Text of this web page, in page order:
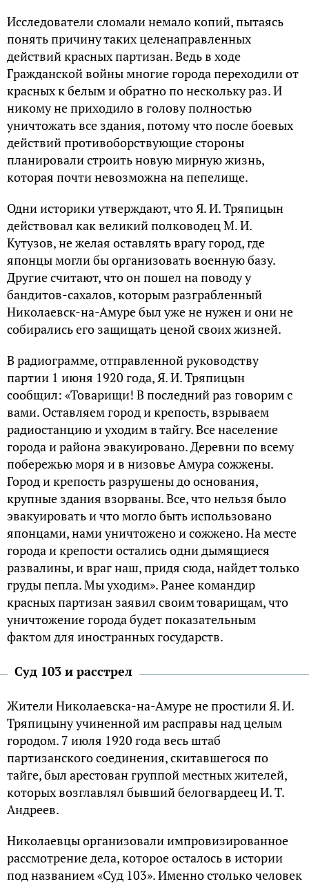
Исследователи сломали немало копий, пытаясь
понять причину таких целенаправленных
действий красных партизан. Ведь в ходе
Гражданской войны многие города переходили от
красных к белым и обратно по нескольку раз. И
никому не приходило в голову полностью
уничтожать все здания, потому что после боевых
действий противоборствующие стороны
планировали строить новую мирную жизнь,
которая почти невозможна на пепелище.
Одни историки утверждают, что Я. И. Тряпицын
действовал как великий полководец М. И.
Кутузов, не желая оставлять врагу город, где
японцы могли бы организовать военную базу.
Другие считают, что он пошел на поводу у
бандитов-сахалов, которым разграбленный
Николаевск-на-Амуре был уже не нужен и они не
собирались его защищать ценой своих жизней.
В радиограмме, отправленной руководству
партии 1 июня 1920 года, Я. И. Тряпицын
сообщил: «Товарищи! В последний раз говорим с
вами. Оставляем город и крепость, взрываем
радиостанцию и уходим в тайгу. Все население
города и района эвакуировано. Деревни по всему
побережью моря и в низовье Амура сожжены.
Город и крепость разрушены до основания,
крупные здания взорваны. Все, что нельзя было
эвакуировать и что могло быть использовано
японцами, нами уничтожено и сожжено. На месте
города и крепости остались одни дымящиеся
развалины, и враг наш, придя сюда, найдет только
груды пепла. Мы уходим». Ранее командир
красных партизан заявил своим товарищам, что
уничтожение города будет показательным
фактом для иностранных государств.
Суд 103 и расстрел
Жители Николаевска-на-Амуре не простили Я. И.
Тряпицыну учиненной им расправы над целым
городом. 7 июля 1920 года весь штаб
партизанского соединения, скитавшегося по
тайге, был арестован группой местных жителей,
которых возглавлял бывший белогвардеец И. Т.
Андреев.
Николаевцы организовали импровизированное
рассмотрение дела, которое осталось в истории
под названием «Суд 103». Именно столько человек